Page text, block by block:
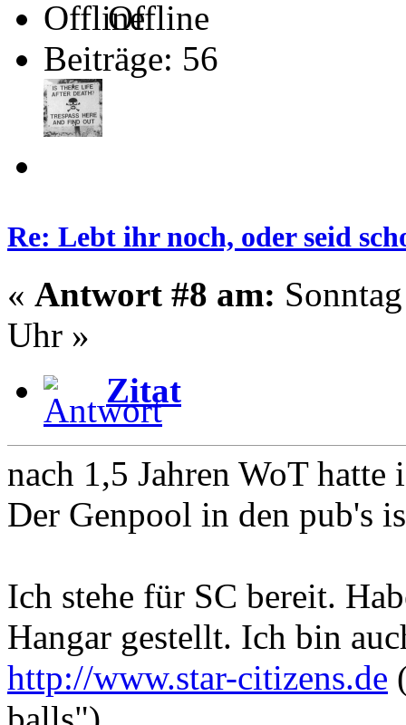
Offline
Beiträge: 56
Re: Lebt ihr noch, oder seid
« Antwort #8 am:
Uhr »
Zitat
nach 1,5 Jahren WoT
Der Genpool in den pub's
Ich stehe für SC bereit.
Hangar gestellt. Ich bin
http://www.star-citizens.de